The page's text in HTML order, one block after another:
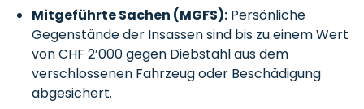
Mitgeführte Sachen (MGFS): Persönliche
Gegenstände der Insassen sind bis zu einem Wert
von CHF 2’000 gegen Diebstahl aus dem
verschlossenen Fahrzeug oder Beschädigung
abgesichert.